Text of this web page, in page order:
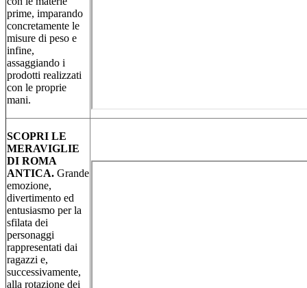
prime, imparando
concretamente le
misure di peso e
infine,
assaggiando i
prodotti realizzati
con le proprie
mani.
SCOPRI LE
MERAVIGLIE
DI ROMA
ANTICA. Grande
emozione,
divertimento ed
entusiasmo per la
sfilata dei
personaggi
rappresentati dai
ragazzi e,
successivamente,
alla rotazione dei